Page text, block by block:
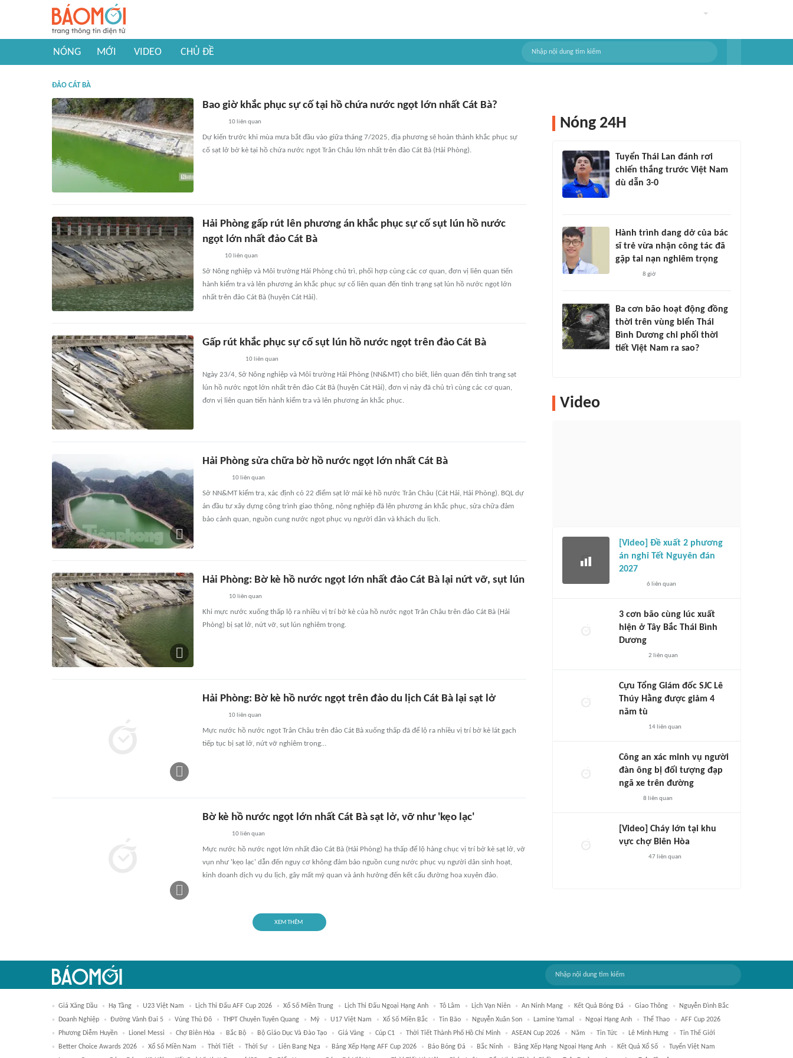
NÓNG MỚI VIDEO CHỦ ĐỀ
ĐẢO CÁT BÀ
Bao giờ khắc phục sự cố tại hồ chứa nước ngọt lớn nhất Cát Bà?
10 liên quan
Dự kiến trước khi mùa mưa bắt đầu vào giữa tháng 7/2025, địa phương sẽ hoàn thành khắc phục sự
cố sạt lở bờ kè tại hồ chứa nước ngọt Trân Châu lớn nhất trên đảo Cát Bà (Hải Phòng).
Hải Phòng gấp rút lên phương án khắc phục sự cố sụt lún hồ nước
ngọt lớn nhất đảo Cát Bà
10liên quan
Sở Nông nghiệp và Môi trường Hải Phòng chủ trì, phối hợp cùng các cơ quan, đơn vị liên quan tiến
hành kiểm tra và lên phương án khắc phục sự cố liên quan đến tình trạng sạt lún hồ nước ngọt lớn
nhất trên đảo Cát Bà (huyện Cát Hải).
Gấp rút khắc phục sự cố sụt lún hồ nước ngọt trên đảo Cát Bà
10liên quan
Ngày 23/4, Sở Nông nghiệp và Môi trường Hải Phòng (NN&MT) cho biết, liên quan đến tình trạng sạt
lún hồ nước ngọt lớn nhất trên đảo Cát Bà (huyện Cát Hải), đơn vị này đã chủ trì cùng các cơ quan,
đơn vị liên quan tiến hành kiểm tra và lên phương án khắc phục.
Hải Phòng sửa chữa bờ hồ nước ngọt lớn nhất Cát Bà
10liên quan
Sở NN&MT kiểm tra, xác định có 22 điểm sạt lở mái kè hồ nước Trân Châu (Cát Hải, Hải Phòng). BQL dự
án đầu tư xây dựng công trình giao thông, nông nghiệp đã lên phương án khắc phục, sửa chữa đảm
bảo cảnh quan, nguồn cung nước ngọt phục vụ người dân và khách du lịch.
Hải Phòng: Bờ kè hồ nước ngọt lớn nhất đảo Cát Bà lại nứt vỡ, sụt lún
10liên quan
Khi mực nước xuống thấp lộ ra nhiều vị trí bờ kè của hồ nước ngọt Trân Châu trên đảo Cát Bà (Hải
Phòng) bị sạt lở, nứt vỡ, sụt lún nghiêm trọng.
Hải Phòng: Bờ kè hồ nước ngọt trên đảo du lịch Cát Bà lại sạt lở
10 liên quan
Mực nước hồ nước ngọt Trân Châu trên đảo Cát Bà xuống thấp đã để lộ ra nhiều vị trí bờ kè lát gạch
tiếp tục bị sạt lở, nứt vỡ nghiêm trọng…
Bờ kè hồ nước ngọt lớn nhất Cát Bà sạt lở, vỡ như 'kẹo lạc'
10liên quan
Mực nước hồ nước ngọt lớn nhất đảo Cát Bà (Hải Phòng) hạ thấp để lộ hàng chục vị trí bờ kè sạt lở, vỡ
vụn như 'kẹo lạc' dẫn đến nguy cơ không đảm bảo nguồn cung nước phục vụ người dân sinh hoạt,
kinh doanh dịch vụ du lịch, gây mất mỹ quan và ảnh hưởng đến kết cấu đường hoa xuyên đảo.
XEM THÊM
Nóng 24H
Tuyển Thái Lan đánh rơi
chiến thắng trước Việt Nam
dù dẫn 3-0
Hành trình dang dở của bác
sĩ trẻ vừa nhận công tác đã
gặp tai nạn nghiêm trọng
8 giờ
Ba cơn bão hoạt động đồng
thời trên vùng biển Thái
Bình Dương chi phối thời
tiết Việt Nam ra sao?
Video
[Video] Đề xuất 2 phương
án nghỉ Tết Nguyên đán
2027
6 liên quan
3 cơn bão cùng lúc xuất
hiện ở Tây Bắc Thái Bình
Dương
2 liên quan
Cựu Tổng Giám đốc SJC Lê
Thúy Hằng được giảm 4
năm tù
14 liên quan
Công an xác minh vụ người
đàn ông bị đối tượng đạp
ngã xe trên đường
8 liên quan
[Video] Cháy lớn tại khu
vực chợ Biên Hòa
47liên quan
Giá Xăng Dầu Hạ Tầng U23 Việt Nam Lịch Thi Đấu AFF Cup 2026 Xổ Số Miền Trung Lịch Thi Đấu Ngoại Hạng Anh Tô Lâm Lịch Vạn Niên An Ninh Mạng Kết Quả Bóng Đá Giao Thông
Nguyễn Đình Bắc
Doanh Nghiệp
Đường Vành Đai 5 Vùng Thủ Đô THPT Chuyên Tuyên Quang Mỹ U17 Việt Nam Xổ Số Miền Bắc Tin Bão Nguyễn Xuân Son Lamine Yamal Ngoại Hạng Anh Thể Thao
AFF Cup 2026
Phương Diễm Huyền
Lionel Messi Chợ Biên Hòa Bắc Bộ Bộ Giáo Dục Và Đào Tạo Giá Vàng Cúp C1 Thời Tiết Thành Phố Hồ Chí Minh ASEAN Cup 2026 Năm Tin Tức Lê Minh Hưng
Tin Thế Giới
Better Choice Awards 2026
Xổ Số Miền Nam Thời Tiết Thời Sự Liên Bang Nga Bảng Xếp Hạng AFF Cup 2026 Báo Bóng Đá Bắc Ninh Bảng Xếp Hạng Ngoại Hạng Anh Kết Quả Xổ Số
Tuyển Việt Nam